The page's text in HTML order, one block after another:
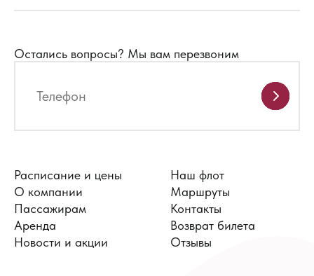
Остались вопросы? Мы вам перезвоним
Расписание и цены
О компании
Пассажирам
Аренда
Новости и акции
Наш флот
Маршруты
Контакты
Возврат билета
Отзывы